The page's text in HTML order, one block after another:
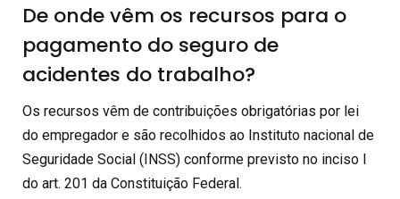
De onde vêm os recursos para o
pagamento do seguro de
acidentes do trabalho?
Os recursos vêm de contribuições obrigatórias por lei
do empregador e são recolhidos ao Instituto nacional de
Seguridade Social (INSS) conforme previsto no inciso I
do art. 201 da Constituição Federal.